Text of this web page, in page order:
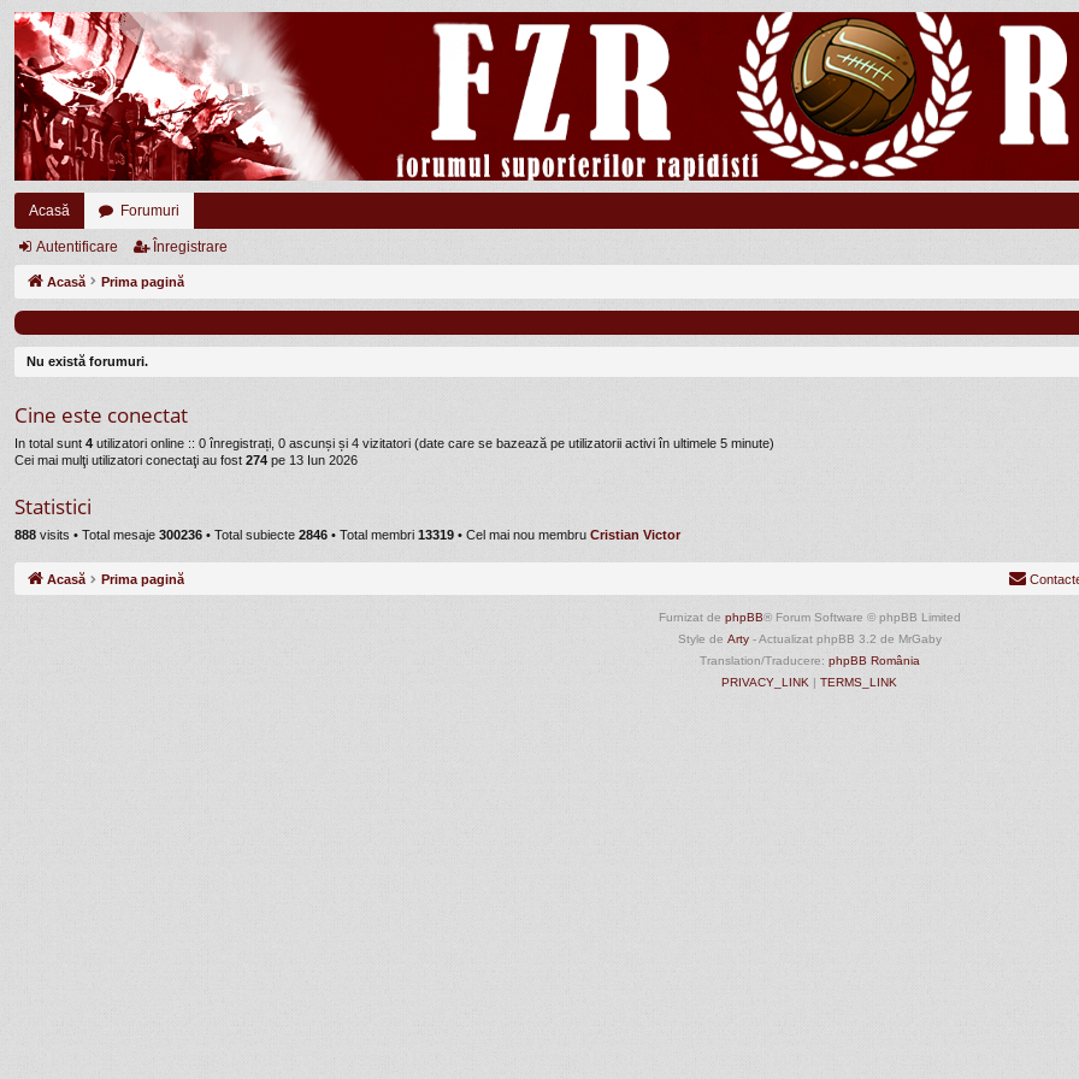
Acasă Forumuri
Autentificare Înregistrare
Acasă Prima pagină
Nu există forumuri.
Cine este conectat
In total sunt 4 utilizatori online :: 0 înregistrați, 0 ascunși și 4 vizitatori (date care se bazează pe utilizatorii activi în ultimele 5 minute)
Cei mai mulţi utilizatori conectaţi au fost 274 pe 13 Iun 2026
Statistici
888 visits • Total mesaje 300236 • Total subiecte 2846 • Total membri 13319 • Cel mai nou membru Cristian Victor
Acasă Prima pagină
Furnizat de phpBB® Forum Software © phpBB Limited
Style de Arty- Actualizat phpBB 3.2 de MrGaby
Translation/Traducere: phpBB România
PRIVACY_LINK | TERMS_LINK